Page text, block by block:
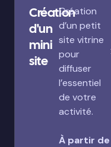
Création
d'un
mini
site
Création
d’un petit
site vitrine
pour
diffuser
l’essentiel
de votre
activité.
À partir de